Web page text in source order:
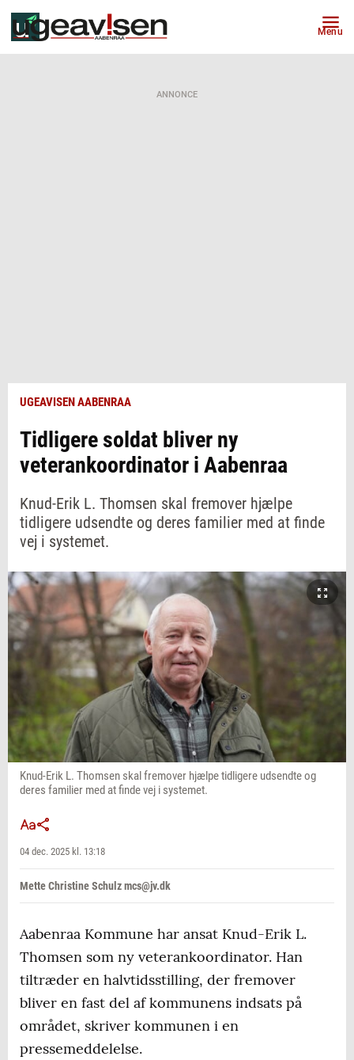
Menu
ANNONCE
UGEAVISEN AABENRAA
Tidligere soldat bliver ny
veterankoordinator i Aabenraa
Knud-Erik L. Thomsen skal fremover hjælpe
tidligere udsendte og deres familier med at finde
vej i systemet.
Knud-Erik L. Thomsen skal fremover hjælpe tidligere udsendte og
deres familier med at finde vej i systemet.
04 dec. 2025 kl. 13:18
Mette Christine Schulz mcs@jv.dk
Aabenraa Kommune har ansat Knud-Erik L.
Thomsen som ny veterankoordinator. Han
tiltræder en halvtidsstilling, der fremover
bliver en fast del af kommunens indsats på
området, skriver kommunen i en
pressemeddelelse.